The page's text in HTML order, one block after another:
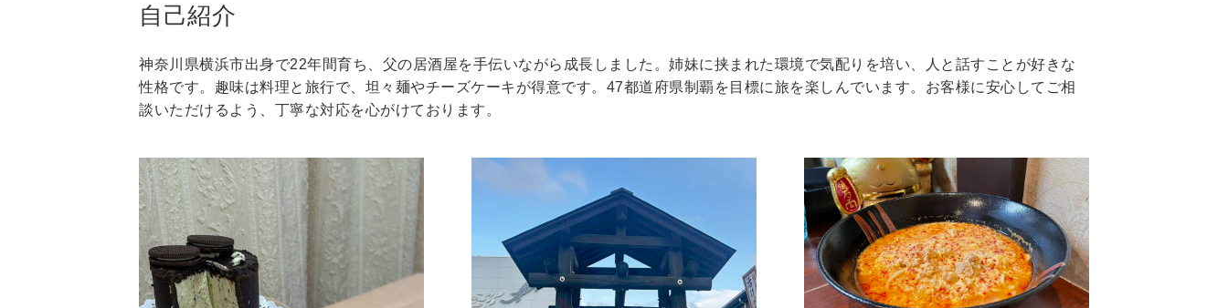
自己紹介
神奈川県横浜市出身で22年間育ち、父の居酒屋を手伝いながら成長しました。姉妹に挟まれた環境で気配りを培い、人と話すことが好きな
性格です。趣味は料理と旅行で、坦々麺やチーズケーキが得意です。47都道府県制覇を目標に旅を楽しんでいます。お客様に安心してご相
談いただけるよう、丁寧な対応を心がけております。